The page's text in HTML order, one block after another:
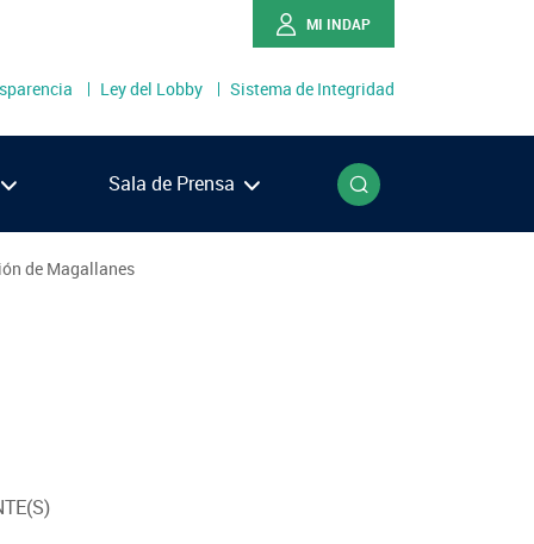
MI INDAP
Ley del Lobby Sistema de Integridad
Sala de Prensa
de Magallanes